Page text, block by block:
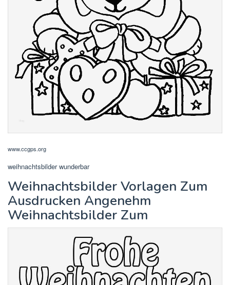
www.ccgps.org
weihnachtsbilder wunderbar
Weihnachtsbilder Vorlagen Zum
Ausdrucken Angenehm
Weihnachtsbilder Zum